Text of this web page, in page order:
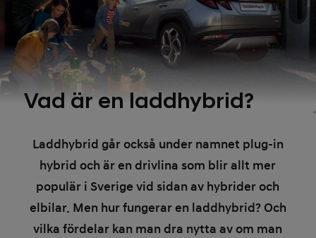
Vad är en laddhybrid?
Laddhybrid går också under namnet plug-in
hybrid och är en drivlina som blir allt mer
populär i Sverige vid sidan av hybrider och
elbilar. Men hur fungerar en laddhybrid? Och
vilka fördelar kan man dra nytta av om man